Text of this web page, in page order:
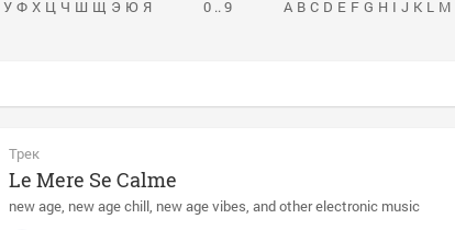
У Ф Х Ц Ч Ш Щ Э Ю Я 0 .. 9 A B C D E F G H I J K L M
Трек
Le Mere Se Calme
new age new age chill new age vibes and other electronic music